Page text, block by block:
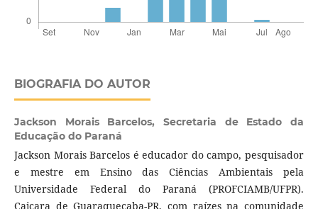
BIOGRAFIA DO AUTOR
Jackson Morais Barcelos, Secretaria de Estado da
Educação do Paraná
Jackson Morais Barcelos é educador do campo, pesquisador
e mestre em Ensino das Ciências Ambientais pela
Universidade Federal do Paraná (PROFCIAMB/UFPR).
Caiçara de Guaraqueçaba-PR, com raízes na comunidade